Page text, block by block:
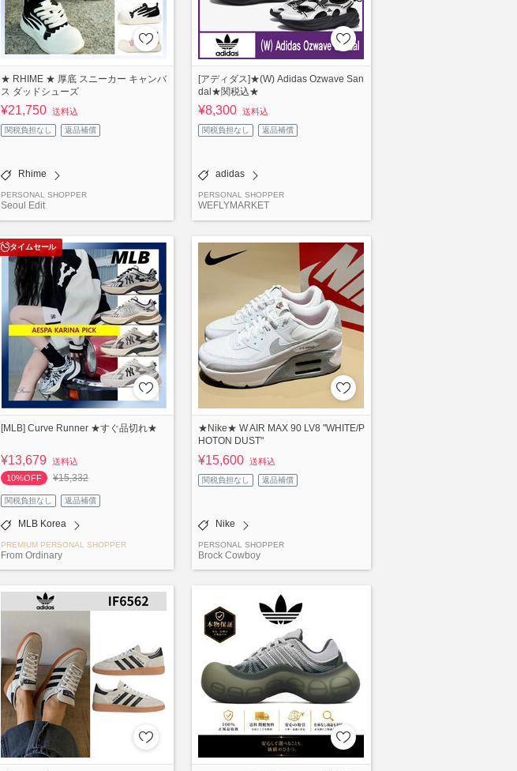
★ RHIME ★ 厚底 スニーカー キャンバ
ス ダッドシューズ
¥21,750 送料込
関税負担なし 返品補償
Rhime
PERSONAL SHOPPER
Seoul Edit
[アディダス]★(W) Adidas Ozwave San
dal★関税込★
¥8,300 送料込
関税負担なし 返品補償
adidas
PERSONAL SHOPPER
WEFLYMARKET
タイムセール
[MLB] Curve Runner ★すぐ品切れ★
¥13,679 送料込
10%OFF
¥15,332
関税負担なし 返品補償
MLB Korea
PREMIUM PERSONAL SHOPPER
From Ordinary
★Nike★ W AIR MAX 90 LV8 "WHITE/P
HOTON DUST"
¥15,600 送料込
関税負担なし 返品補償
Nike
PERSONAL SHOPPER
Brock Cowboy